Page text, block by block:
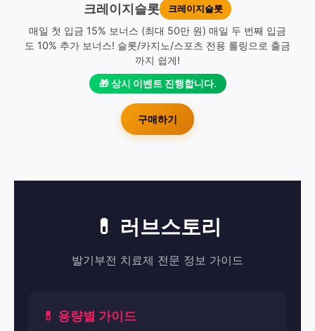
크레이지슬롯 크레이지슬롯
매일 첫 입금 15% 보너스 (최대 50만 원) 매일 두 번째 입금
도 10% 추가 보너스! 슬롯/카지노/스포츠 전용 롤링으로 출금
까지 쉽게!
🎁 상시 이벤트 진행합니다.
구매하기
💊 러브스토리
발기부전 치료제 전문 정보 가이드
💊 용량별 가이드